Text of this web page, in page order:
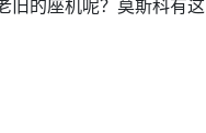
旧的座机呢？莫斯科有这